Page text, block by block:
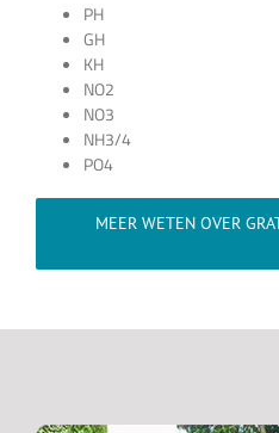
PH
GH
KH
NO2
NO3
NH3/4
PO4
MEER WETEN OVER